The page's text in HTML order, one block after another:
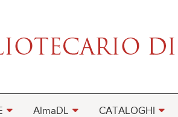
AlmaDL CATALOGHI